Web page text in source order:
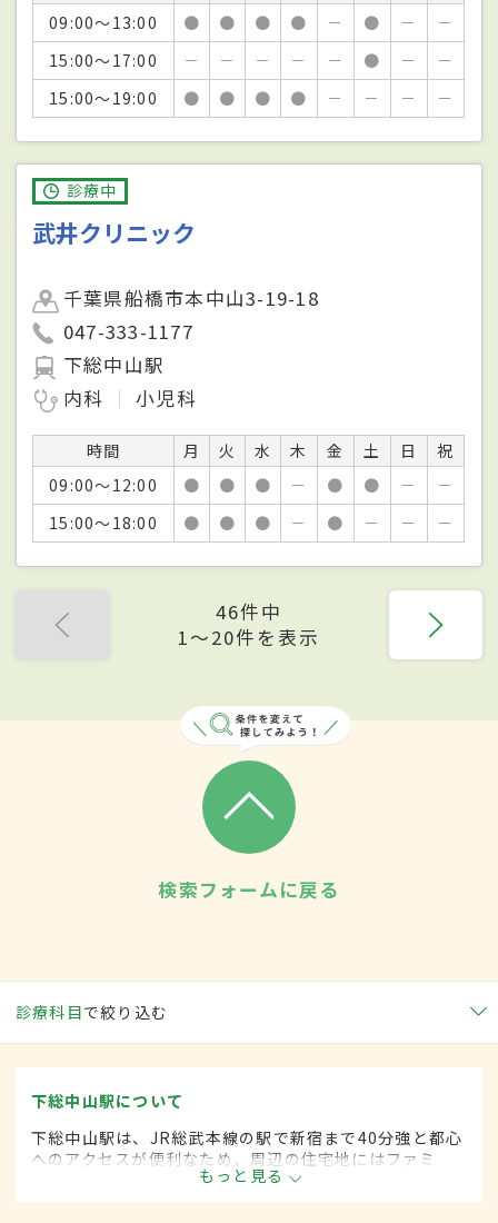
09:00～13:00
● ● ● ● － ● －
－
15:00～17:00
－ － － － － ● －
－
15:00～19:00
● ● ● ● － － － －
診療中
武井クリニック
千葉県船橋市本中山3-19-18
047-333-1177
下総中山駅
内科
小児科
時間 月 火 水 木 金 土 日
祝
09:00～12:00
● ● ● － ● ● －
－
15:00～18:00
● ● ● － ● － － －
46件中
1〜20件を表示
検索フォームに戻る
診療科目で絞り込む
下総中山駅について
下総中山駅は、JR総武本線の駅で新宿まで40分強と都心
へのアクセスが便利なため、周辺の住宅地にはファミ
リー層も多く暮らす。浅草のような佇まいを見せるお寺
など、古い町並みが楽しめるのも魅力のひとつ。
もっと見る